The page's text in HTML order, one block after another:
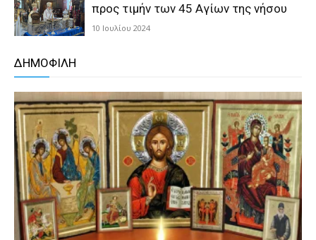
προς τιμήν των 45 Αγίων της νήσου
10 Ιουλίου 2024
ΔΗΜΟΦΙΛΗ